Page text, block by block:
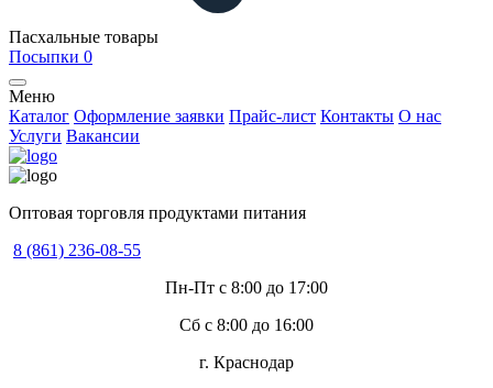
Пасхальные товары
Посыпки 0
Меню
Каталог Оформление заявки Прайс-лист Контакты О нас
Услуги Вакансии
Оптовая торговля продуктами питания
8 (861) 236-08-55
Пн-Пт с 8:00 до 17:00
Сб с 8:00 до 16:00
г. Краснодар